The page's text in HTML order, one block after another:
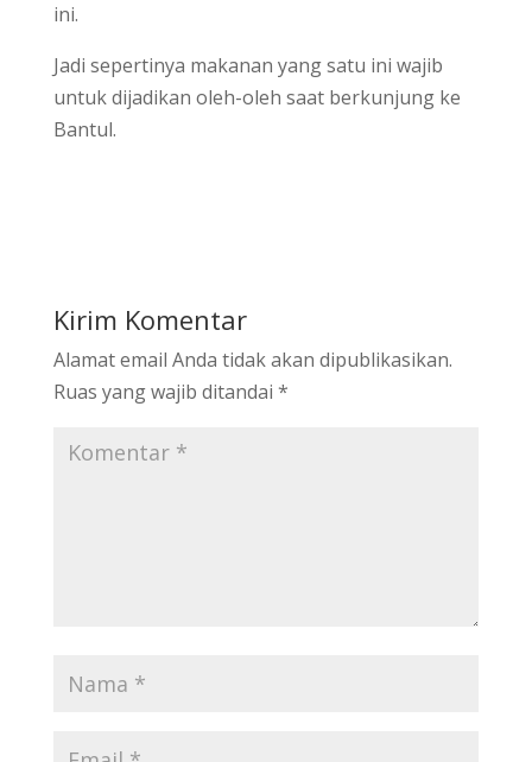
ini.
Jadi sepertinya makanan yang satu ini wajib
untuk dijadikan oleh-oleh saat berkunjung ke
Bantul.
Kirim Komentar
Alamat email Anda tidak akan dipublikasikan.
Ruas yang wajib ditandai *